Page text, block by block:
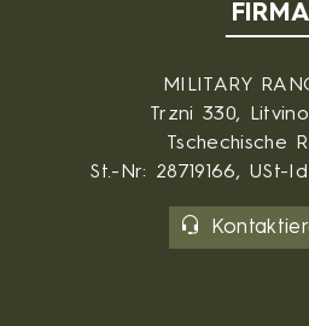
FIRMA
MILITARY
Trzni 330,
Tschechische
St.-Nr: 28719166, USt-